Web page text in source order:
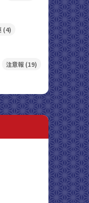
(4)
注意報 (19)